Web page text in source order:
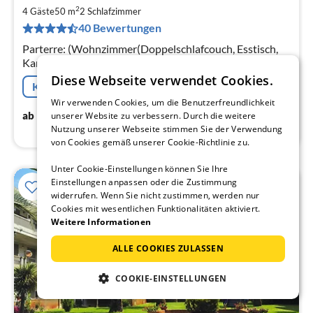
4 Gäste50 m22 Schlafzimmer
40 Bewertungen
Parterre: (Wohnzimmer(Doppelschlafcouch, Esstisch,
Kaminofen), offene Küche, Schlafzimmer(Einzelbett),
Schlafzimmer(Doppelbett), Badezimmer(Dusche,
Toilette, Gartenmöbel))
Kostenfreie Stornierung
ab 39€/ Nacht
Diese Webseite verwendet Cookies.
Wir verwenden Cookies, um die Benutzerfreundlichkeit
unserer Website zu verbessern. Durch die weitere
Nutzung unserer Webseite stimmen Sie der Verwendung
von Cookies gemäß unserer Cookie-Richtlinie zu.
Unter Cookie-Einstellungen können Sie Ihre
Einstellungen anpassen oder die Zustimmung
widerrufen. Wenn Sie nicht zustimmen, werden nur
Cookies mit wesentlichen Funktionalitäten aktiviert.
Weitere Informationen
ALLE COOKIES ZULASSEN
COOKIE-EINSTELLUNGEN